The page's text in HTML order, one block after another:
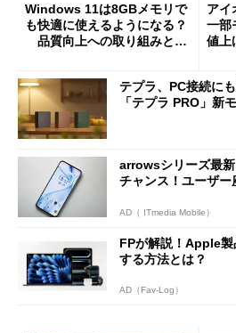
Windows 11は8GBメモリで
も快適に使えるようになる？
品質向上への取り組みと
アイ
一部
値上
テプラ、PC接続に
「テプラ PRO」新
arrowsシリーズ最
チャンス！ユーザー
AD（ ITmedia Mobile）
FPが解説！Apple
する方法とは？
AD（Fav-Log）